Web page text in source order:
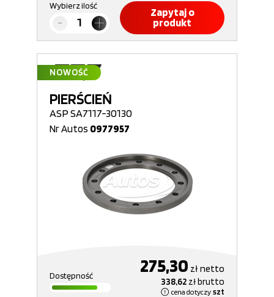
Wybierz ilość
Zapytaj o
produkt
NOWOŚĆ
PIERŚCIEŃ
ASP SA7117-30130
Nr Autos 0977957
Dostępność 275,30 złnetto
338,62 złbrutto
cena dotyczy szt